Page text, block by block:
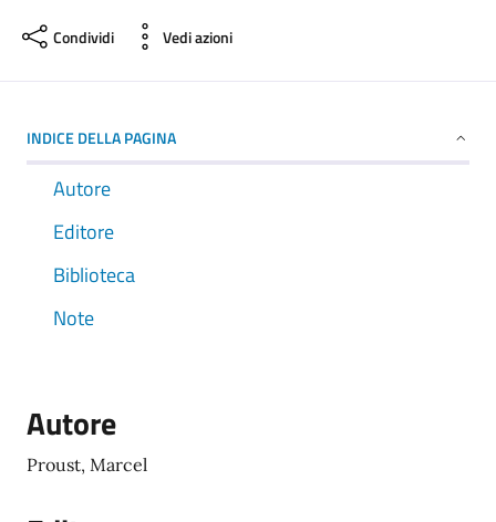
Condividi Vedi azioni
INDICE DELLA PAGINA
Autore
Editore
Biblioteca
Note
Autore
Proust, Marcel